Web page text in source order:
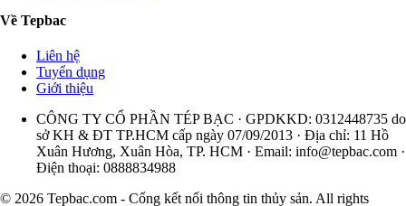
Về Tepbac
Liên hệ
Tuyển dụng
Giới thiệu
CÔNG TY CỔ PHẦN TÉP BẠC · GPDKKD: 0312448735 do
sở KH & ĐT TP.HCM cấp ngày 07/09/2013 · Địa chỉ: 11 Hồ
Xuân Hương, Xuân Hòa, TP. HCM · Email: info@tepbac.com ·
Điện thoại: 0888834988
© 2026 Tepbac.com - Cổng kết nối thông tin thủy sản. All rights